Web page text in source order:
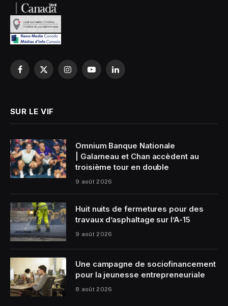
Facebook
X
InstagramYouTubeLinkedIn
SUR LE VIF
Omnium Banque Nationale
| Galarneau et Chan accèdent au
troisième tour en double
9 août 2026
Huit nuits de fermetures pour des
travaux d’asphaltage sur l’A-15
9 août 2026
Une campagne de sociofinancement
pour la jeunesse entrepreneuriale
8 août 2026